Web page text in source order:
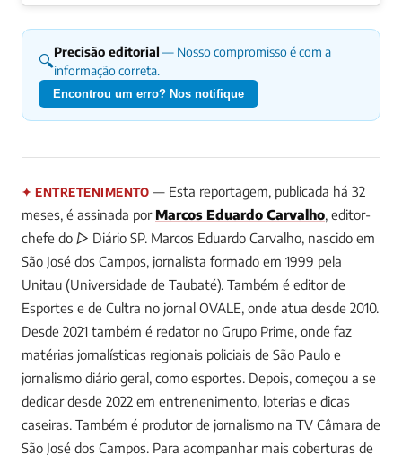
🔍Precisão editorial — Nosso compromisso é com a
informação correta.
Encontrou um erro? Nos notifique
✦ ENTRETENIMENTO — Esta reportagem, publicada há 32
meses, é assinada por Marcos Eduardo Carvalho , editor-
chefe do ▷ Diário SP. Marcos Eduardo Carvalho, nascido em
São José dos Campos, jornalista formado em 1999 pela
Unitau (Universidade de Taubaté). Também é editor de
Esportes e de Cultra no jornal OVALE, onde atua desde 2010.
Desde 2021 também é redator no Grupo Prime, onde faz
matérias jornalísticas regionais policiais de São Paulo e
jornalismo diário geral, como esportes. Depois, começou a se
dedicar desde 2022 em entrenenimento, loterias e dicas
caseiras. Também é produtor de jornalismo na TV Câmara de
São José dos Campos. Para acompanhar mais coberturas de